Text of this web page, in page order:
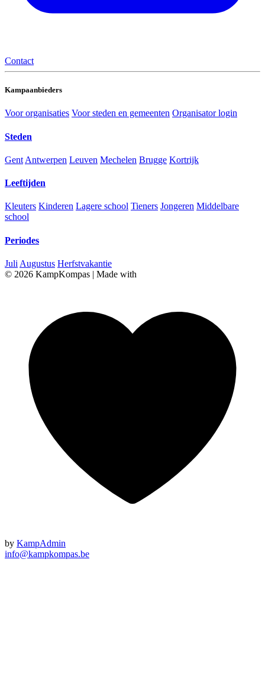
Contact
Kampaanbieders
Voor organisaties Voor steden en gemeenten Organisator login
Steden
Gent Antwerpen Leuven Mechelen Brugge Kortrijk
Leeftijden
Kleuters Kinderen Lagere school Tieners Jongeren Middelbare
school
Periodes
Juli Augustus Herfstvakantie
© 2026 KampKompas | Made with
by KampAdmin
info@kampkompas.be